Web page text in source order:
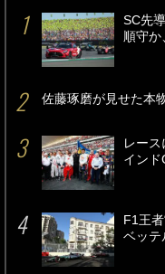
SC先
順守か
佐藤琢磨が見せた本
レー
インド
F1王
ベッテ